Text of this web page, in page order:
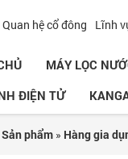
Quan hệ cổ đông Lĩnh
MÁY LỌC
ĐIỆN TỬ
Sản phẩm » Hàng gia